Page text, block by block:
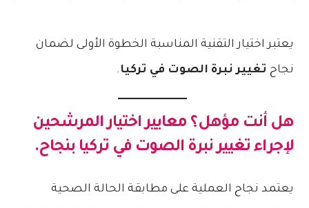
يعتبر اختيار التقنية المناسبة الخطوة الأولى لضمان
نجاح تغيير نبرة الصوت في تركيا .
هل أنت مؤهل؟ معايير اختيار المرشحين
لإجراء تغيير نبرة الصوت في تركيا بنجاح.
يعتمد نجاح العملية على مطابقة الحالة الصحية